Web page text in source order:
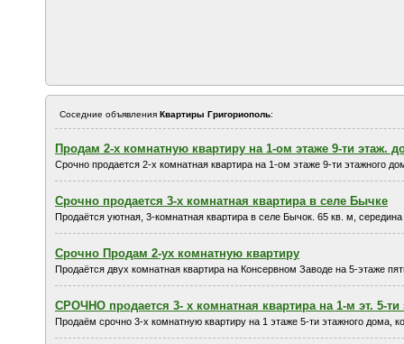
Соседние объявления Квартиры Григориополь:
Продам 2-х комнатную квартиру на 1-ом этаже 9-ти этаж.
Срочно продается 2-х комнатная квартира на 1-ом этаже 9-ти этажного
Срочно продается 3-х комнатная квартира в селе Бычке
Продаётся уютная, 3-комнатная квартира в селе Бычок. 65 кв. м,
Срочно Продам 2-ух комнатную квартиру
Продаётся двух комнатная квартира на Консервном Заводе на 5-этаже
СРОЧНО продается 3- х комнатная квартира на 1-м эт. 5-
Продаём срочно 3-х комнатную квартиру на 1 этаже 5-ти этажного дома,